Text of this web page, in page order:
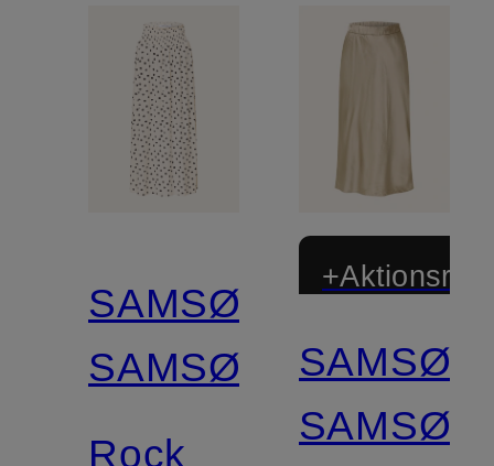
SAMSØE
SAMSØE
Rock
SAMSØE
SAMSØE